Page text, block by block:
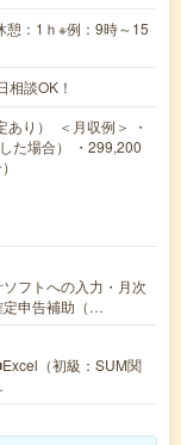
：1ｈ※例：9時～15
談OK！
あり） ＜月収例＞ ・
た場合） ・299,200
フトへの入力・月次
定申告補助（…
（初級：SUM関